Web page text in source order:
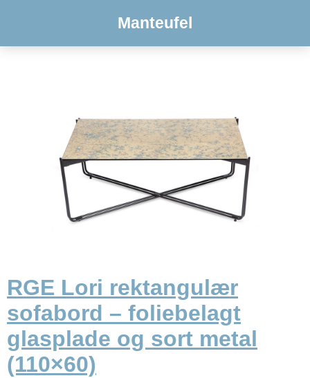
Manteufel
RGE Lori rektangulær
sofabord – foliebelagt
glasplade og sort metal
(110×60)